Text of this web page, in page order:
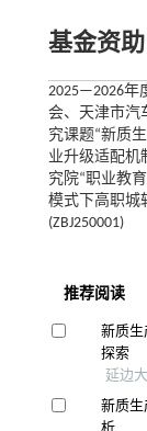
基金资助
2025—2026年
会、天津市汽
究课题“新质
业升级适配机
究院“职业教
模式下高职城
(ZBJ250001)